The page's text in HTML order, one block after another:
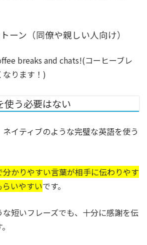
ーン（同僚や親しい人向け）
breaks and chats!(コーヒーブレ
なります！)
使う必要はない
イティブのような完璧な英語を使う
分かりやすい言葉が相手に伝わりやす
らいやすいです。
短いフレーズでも、十分に感謝を伝